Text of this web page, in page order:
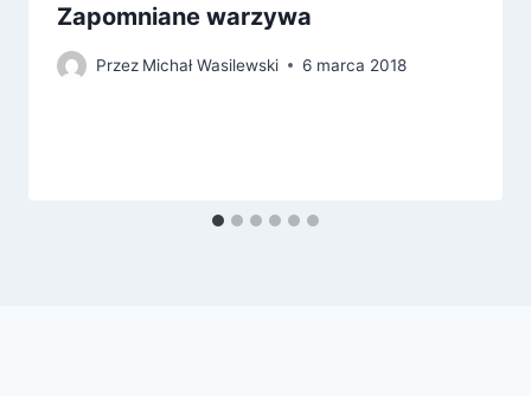
Zapomniane warzywa
Przez Michał Wasilewski 6 marca 2018